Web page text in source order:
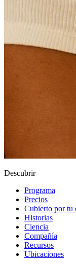
Descubrir
Programa
Precios
Cubierto por tu
Historias
Ciencia
Compañía
Recursos
Ubicaciones